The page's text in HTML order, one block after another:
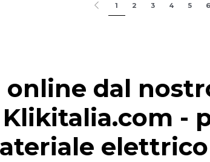
1 2 3 4 5 6
online dal
-
elettrico